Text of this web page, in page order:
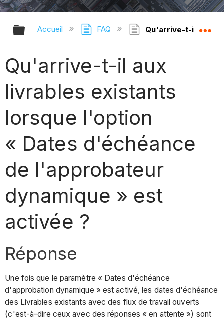
Développer/réduire la hiérarchie
Accueil FAQ Qu'arrive-t-il aux
Qu'arrive-t-il aux
livrables existants
lorsque l'option
« Dates d'échéance
de l'approbateur
dynamique » est
activée ?
Réponse
Une fois que le paramètre « Dates d'échéance
d'approbation dynamique » est activé, les dates d'échéance
des Livrables existants avec des flux de travail ouverts
(c'est-à-dire ceux avec des réponses « en attente ») sont